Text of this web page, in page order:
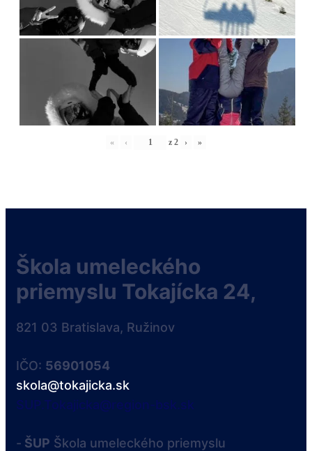
« ‹ z 2 › »
Škola umeleckého
priemyslu Tokajícka 24,
821 03 Bratislava, Ružinov
IČO: 56901054
skola@tokajicka.sk
SUP.Tokajicka@region-bsk.sk
- ŠUP Škola umeleckého priemyslu